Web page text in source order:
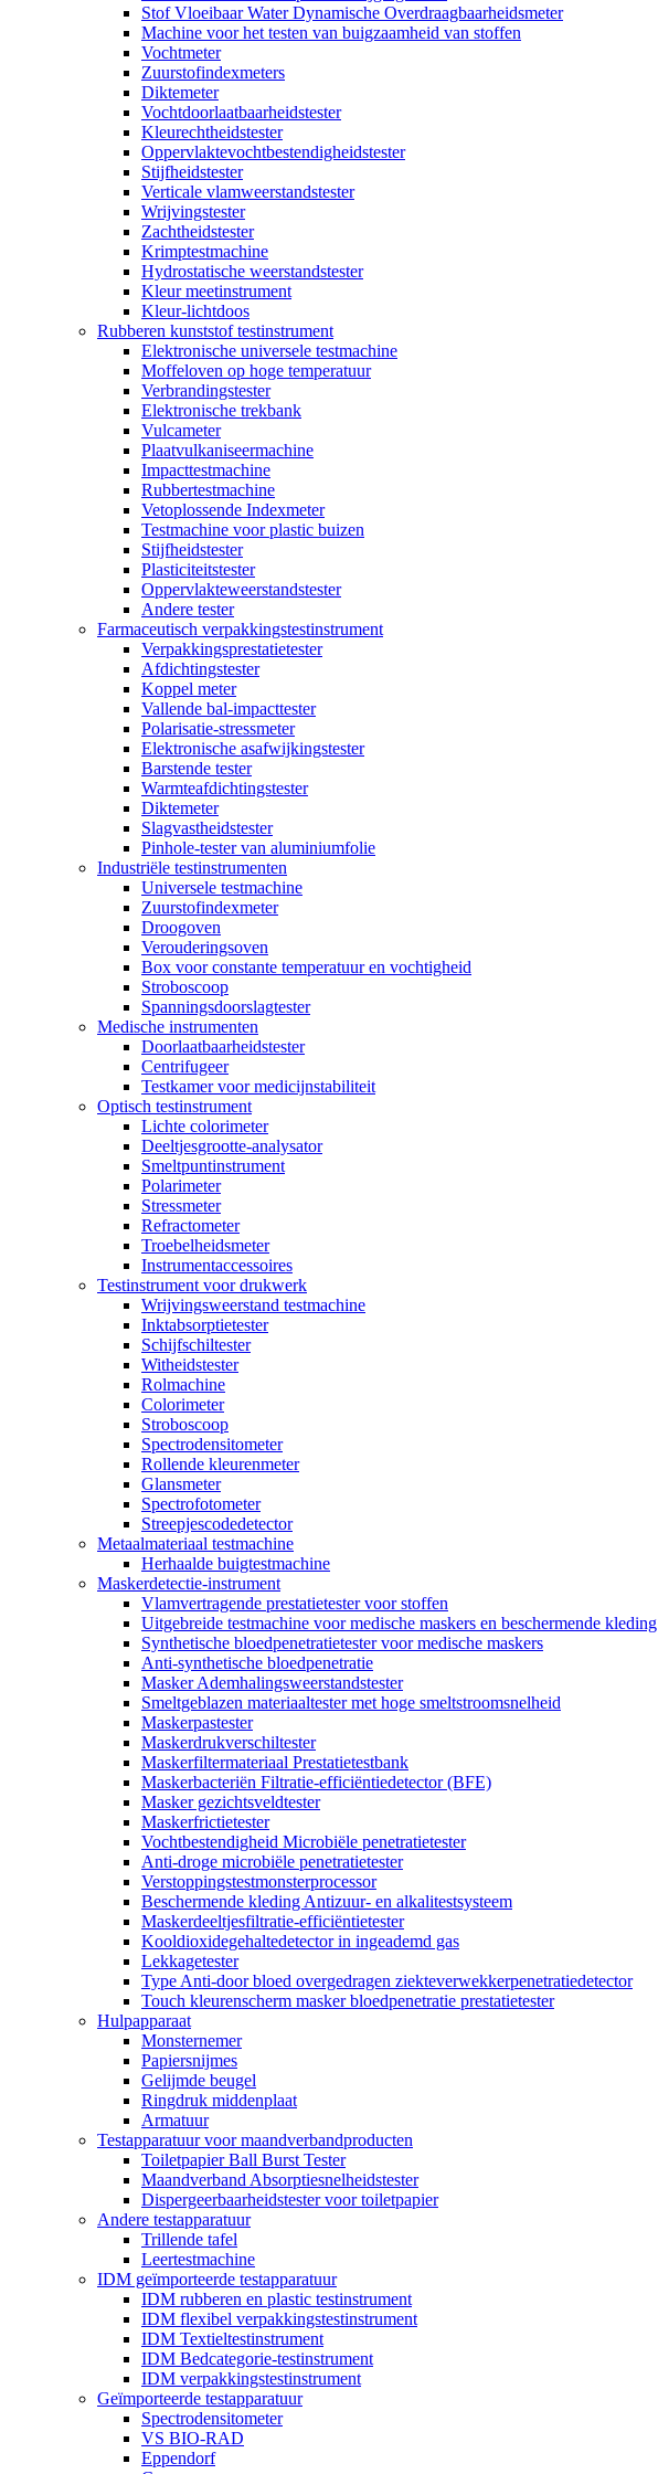
Stof Vloeibaar Water Dynamische Overdraagbaarheidsmeter
Machine voor het testen van buigzaamheid van stoffen
Vochtmeter
Zuurstofindexmeters
Diktemeter
Vochtdoorlaatbaarheidstester
Kleurechtheidstester
Oppervlaktevochtbestendigheidstester
Stijfheidstester
Verticale vlamweerstandstester
Wrijvingstester
Zachtheidstester
Krimptestmachine
Hydrostatische weerstandstester
Kleur meetinstrument
Kleur-lichtdoos
Rubberen kunststof testinstrument
Elektronische universele testmachine
Moffeloven op hoge temperatuur
Verbrandingstester
Elektronische trekbank
Vulcameter
Plaatvulkaniseermachine
Impacttestmachine
Rubbertestmachine
Vetoplossende Indexmeter
Testmachine voor plastic buizen
Stijfheidstester
Plasticiteitstester
Oppervlakteweerstandstester
Andere tester
Farmaceutisch verpakkingstestinstrument
Verpakkingsprestatietester
Afdichtingstester
Koppel meter
Vallende bal-impacttester
Polarisatie-stressmeter
Elektronische asafwijkingstester
Barstende tester
Warmteafdichtingstester
Diktemeter
Slagvastheidstester
Pinhole-tester van aluminiumfolie
Industriële testinstrumenten
Universele testmachine
Zuurstofindexmeter
Droogoven
Verouderingsoven
Box voor constante temperatuur en vochtigheid
Stroboscoop
Spanningsdoorslagtester
Medische instrumenten
Doorlaatbaarheidstester
Centrifugeer
Testkamer voor medicijnstabiliteit
Optisch testinstrument
Lichte colorimeter
Deeltjesgrootte-analysator
Smeltpuntinstrument
Polarimeter
Stressmeter
Refractometer
Troebelheidsmeter
Instrumentaccessoires
Testinstrument voor drukwerk
Wrijvingsweerstand testmachine
Inktabsorptietester
Schijfschiltester
Witheidstester
Rolmachine
Colorimeter
Stroboscoop
Spectrodensitometer
Rollende kleurenmeter
Glansmeter
Spectrofotometer
Streepjescodedetector
Metaalmateriaal testmachine
Herhaalde buigtestmachine
Maskerdetectie-instrument
Vlamvertragende prestatietester voor stoffen
Uitgebreide testmachine voor medische maskers en beschermende kleding
Synthetische bloedpenetratietester voor medische maskers
Anti-synthetische bloedpenetratie
Masker Ademhalingsweerstandstester
Smeltgeblazen materiaaltester met hoge smeltstroomsnelheid
Maskerpastester
Maskerdrukverschiltester
Maskerfiltermateriaal Prestatietestbank
Maskerbacteriën Filtratie-efficiëntiedetector (BFE)
Masker gezichtsveldtester
Maskerfrictietester
Vochtbestendigheid Microbiële penetratietester
Anti-droge microbiële penetratietester
Verstoppingstestmonsterprocessor
Beschermende kleding Antizuur- en alkalitestsysteem
Maskerdeeltjesfiltratie-efficiëntietester
Kooldioxidegehaltedetector in ingeademd gas
Lekkagetester
Type Anti-door bloed overgedragen ziekteverwekkerpenetratiedetector
Touch kleurenscherm masker bloedpenetratie prestatietester
Hulpapparaat
Monsternemer
Papiersnijmes
Gelijmde beugel
Ringdruk middenplaat
Armatuur
Testapparatuur voor maandverbandproducten
Toiletpapier Ball Burst Tester
Maandverband Absorptiesnelheidstester
Dispergeerbaarheidstester voor toiletpapier
Andere testapparatuur
Trillende tafel
Leertestmachine
IDM geïmporteerde testapparatuur
IDM rubberen en plastic testinstrument
IDM flexibel verpakkingstestinstrument
IDM Textieltestinstrument
IDM Bedcategorie-testinstrument
IDM verpakkingstestinstrument
Geïmporteerde testapparatuur
Spectrodensitometer
VS BIO-RAD
Eppendorf